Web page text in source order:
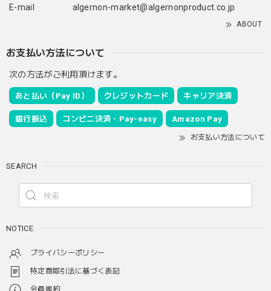
E-mail
algernon-market@algernonproduct.co.jp
ABOUT
お支払い方法について
次の方法がご利用頂けます。
あと払い（Pay ID） クレジットカード キャリア決済
銀行振込 コンビニ決済・Pay-easy Amazon Pay
お支払い方法について
SEARCH
NOTICE
プライバシーポリシー
特定商取引法に基づく表記
会員規約